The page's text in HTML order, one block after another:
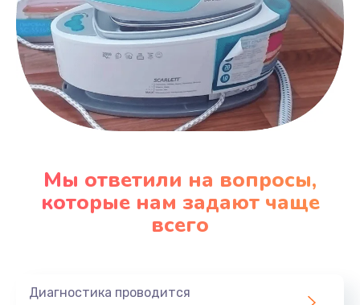
Мы ответили на вопросы,
которые нам задают чаще
всего
Диагностика проводится